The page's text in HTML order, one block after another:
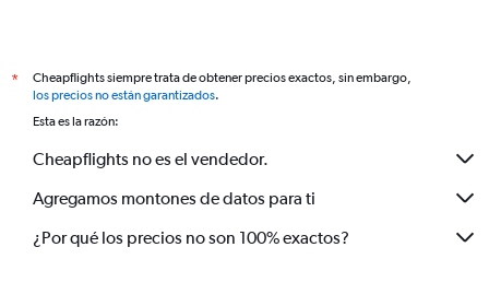
*
Cheapflights siempre trata de obtener precios exactos, sin embargo,
los precios no están garantizados.
Esta es la razón:
Cheapflights no es el vendedor.
Agregamos montones de datos para ti
¿Por qué los precios no son 100% exactos?